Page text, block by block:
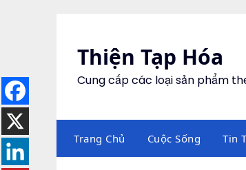
Thiện Tạp Hóa
Cung cấp các loại sản phẩm
Trang Chủ Cuộc Sống Tin